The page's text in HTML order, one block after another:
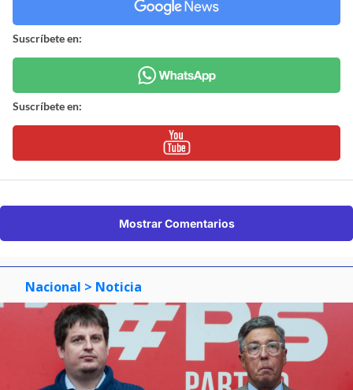
Suscríbete en:
Suscríbete en:
Mostrar Comentarios
Nacional > Noticia